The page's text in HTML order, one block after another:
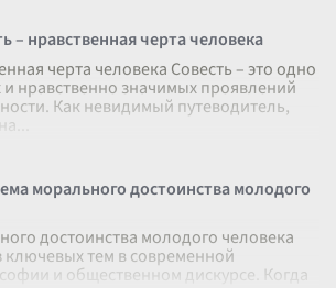
– нравственная черта человека
черта человека Совесть – это одно
и нравственно значимых проявлений
Как невидимый путеводитель,
морального достоинства молодого
достоинства молодого человека
ключевых тем в современной
и общественном дискурсе. Когда